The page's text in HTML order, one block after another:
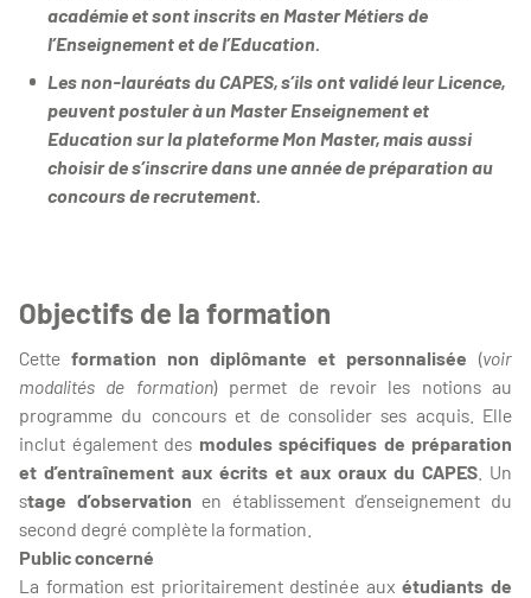
académie et sont inscrits en Master Métiers de
l’Enseignement et de l’Education.
Les non-lauréats du CAPES, s’ils ont validé leur Licence,
peuvent postuler à un Master Enseignement et
Education sur la plateforme Mon Master, mais aussi
choisir de s’inscrire dans une année de préparation au
concours de recrutement.
Objectifs de la formation
Cette formation non diplômante et personnalisée (voir
modalités de formation) permet de revoir les notions au
programme du concours et de consolider ses acquis. Elle
inclut également des modules spécifiques de préparation
et d’entraînement aux écrits et aux oraux du CAPES . Un
stage d’observation en établissement d’enseignement du
second degré complète la formation.
Public concerné
La formation est prioritairement destinée auxétudiants de